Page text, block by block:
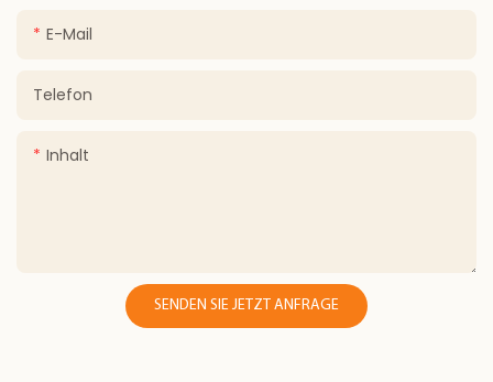
E-Mail
Telefon
Inhalt
SENDEN SIE JETZT ANFRAGE